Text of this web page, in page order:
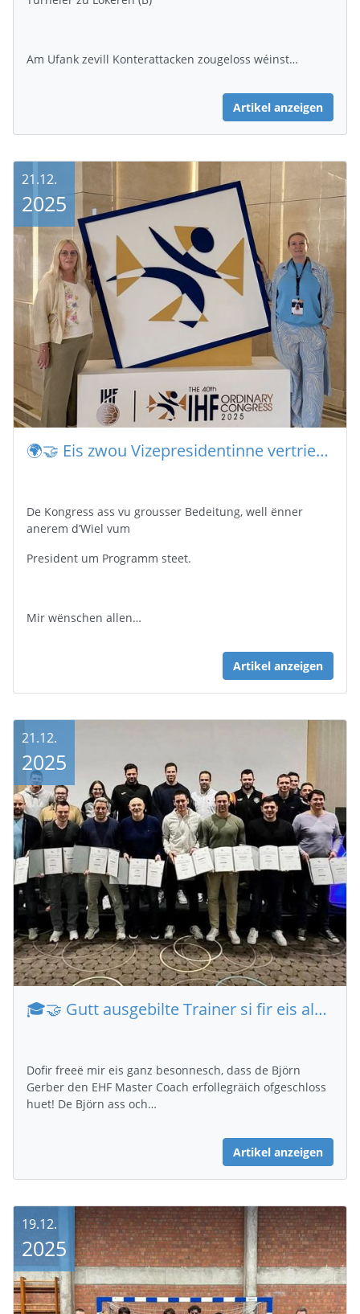
Am Ufank zevill Konterattacken zougeloss wéinst…
Artikel anzeigen
🌍🤝 Eis zwou Vizepresidentinne vertrieden d’FLH aktuell zu Kairo um Kongress vun der IHF
De Kongress ass vu grousser Bedeitung, well ënner
anerem d’Wiel vum
President um Programm steet.
Mir wënschen allen…
Artikel anzeigen
21.12.
2025
🎓🤝 Gutt ausgebilte Trainer si fir eis als Federatioun extrem wichteg.
Dofir freeë mir eis ganz besonnesch, dass de Björn
Gerber den EHF Master Coach erfollegräich ofgeschloss
huet! De Björn ass och…
Artikel anzeigen
21.12.
2025
19.12.
2025